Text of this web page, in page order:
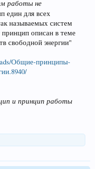
работы не
един для всех
называемых систем
описан в теме
свободной энергии"
Общие-принципы-
и принцип работы